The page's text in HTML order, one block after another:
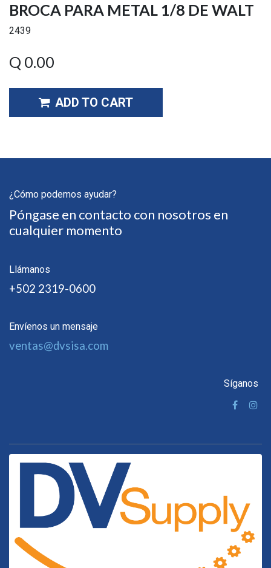
BROCA PARA METAL 1/8 DE WALT
2439
Q 0.00
ADD TO CART
¿Cómo podemos ayudar?
Póngase en contacto con nosotros en
cualquier momento
Llámanos
+502 2319-0600
Envíenos un mensaje
ventas@dvsisa.com
Síganos